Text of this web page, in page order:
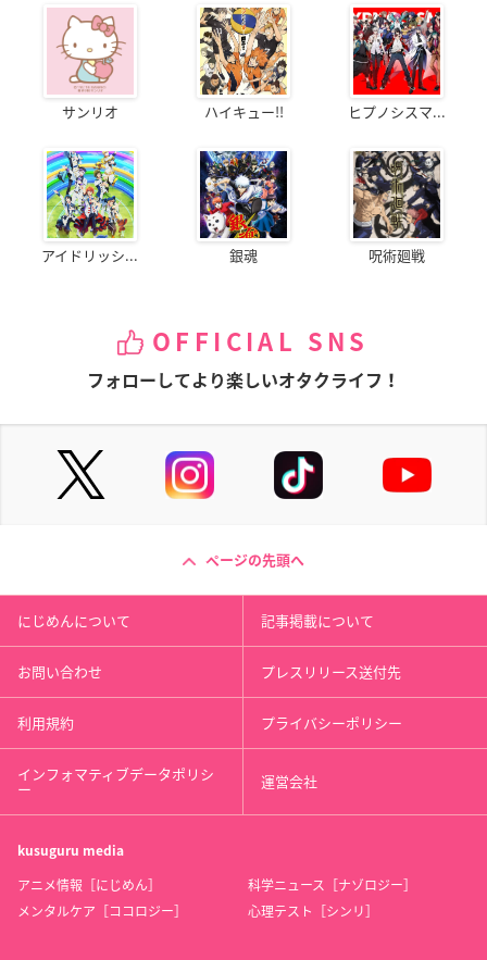
サンリオ ハイキュー!! ヒプノシスマ...
アイドリッシ... 銀魂 呪術廻戦
OFFICIAL SNS
フォローしてより楽しいオタクライフ！
ページの先頭へ
にじめんについて 記事掲載について
お問い合わせ プレスリリース送付先
利用規約 プライバシーポリシー
インフォマティブデータポリシ
ー 運営会社
kusuguru media
アニメ情報［にじめん］
科学ニュース［ナゾロジー］
メンタルケア［ココロジー］
心理テスト［シンリ］